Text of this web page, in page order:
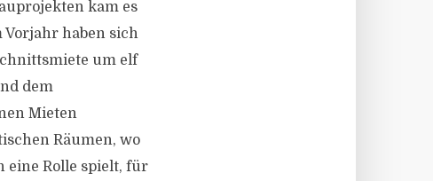
kam es
Vorjahr haben sich
um elf
dem
Mieten
Räumen, wo
eine Rolle spielt, für